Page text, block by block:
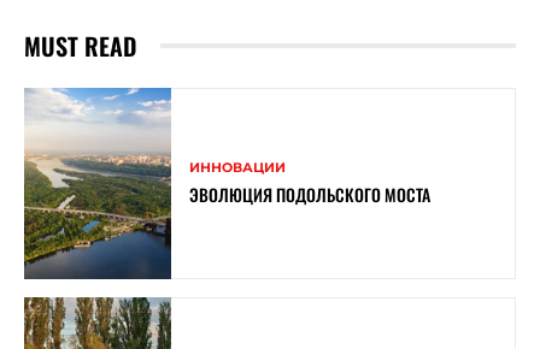
MUST READ
ИННОВАЦИИ
ЭВОЛЮЦИЯ ПОДОЛЬСКОГО МОСТА